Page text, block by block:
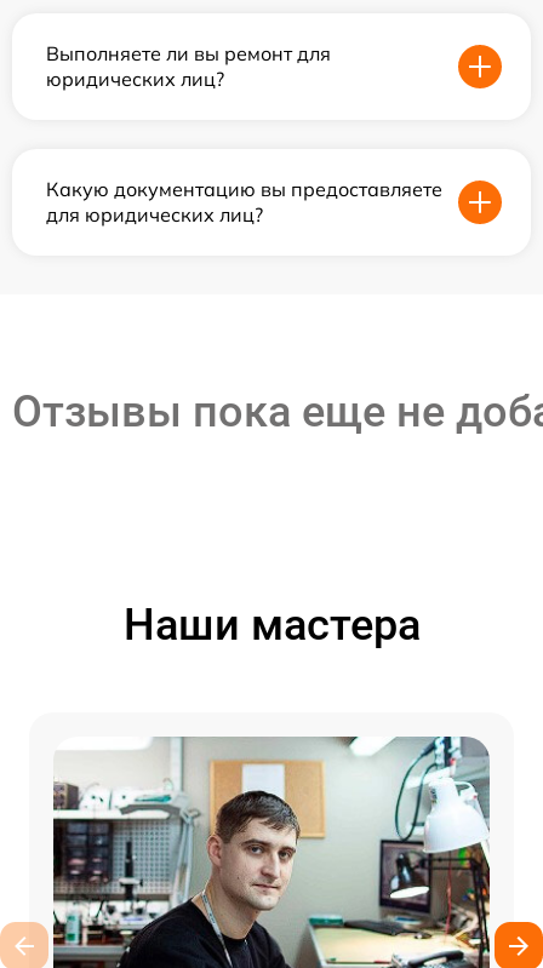
Выполняете ли вы ремонт для
юридических лиц?
Какую документацию вы предоставляете
для юридических лиц?
Отзывы пока еще не
Наши мастера